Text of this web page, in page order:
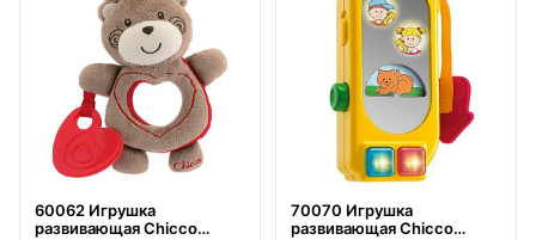
60062 Игрушка
развивающая Chicco
70070 Игрушка
развивающая Chicco